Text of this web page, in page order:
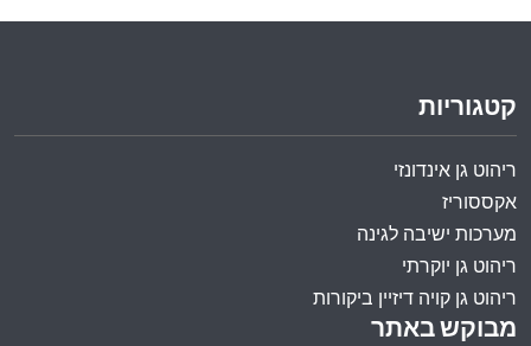
מבוקש באתר
קטגוריות
ריהוט גן אינדונזי
אקססוריז
מערכות ישיבה לגינה
ריהוט גן יוקרתי
ריהוט גן קויה דיזיין ביקורות